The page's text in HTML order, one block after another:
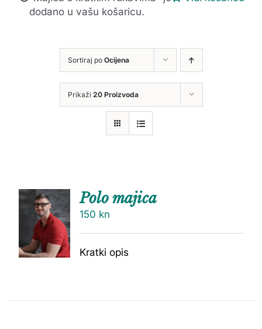
dodano u vašu košaricu.
Sortiraj po Ocijena
Prikaži 20 Proizvoda
DODAJ
U
KOŠARI
Polo majica
150 kn
Kratki opis